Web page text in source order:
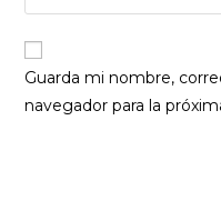
Guarda mi nombre,
navegador para la